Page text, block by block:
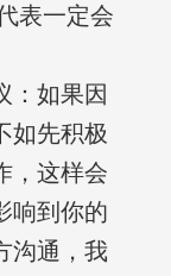
表一定会
：如果因
如先积极
，这样会
响到你的
沟通，我